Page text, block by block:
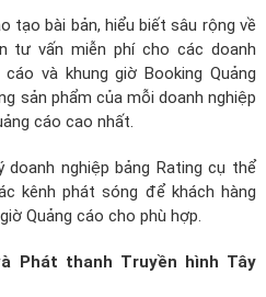
tạo bài bản, hiểu biết sâu rộng về
tư vấn miễn phí cho các doanh
và khung giờ Booking Quảng
sản phẩm của mỗi doanh nghiệp
cáo cao nhất.
doanh nghiệp bảng Rating cụ thể
kênh phát sóng để khách hàng
Quảng cáo cho phù hợp.
Phát thanh Truyền hình Tây